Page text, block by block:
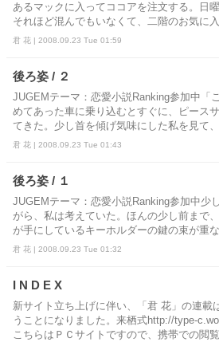
あるマックに入ってココアを注文する。日
それほど混んでもいなくて、二階のお気に
君 花 | 2008.09.23 Tue 01:59
後ろ姿 / ２
JUGEMテーマ：恋愛小説Ranking参加中「
めてあった車に乗り込むとすぐに、ピース
てきた。少し首を傾げ気味にした私を見て
君 花 | 2008.09.23 Tue 01:43
後ろ姿 / １
JUGEMテーマ：恋愛小説Ranking参加中少
がら、私は考えていた。ほんの少し前まで
が手にしているキーホルダーの鍵の束が重
君 花 | 2008.09.23 Tue 01:32
I N D E X
新サイト立ち上げに伴い、「君 花」の連載
うことになりました。来栖式http://type-
こちらはＰＣサイトですので、携帯での閲